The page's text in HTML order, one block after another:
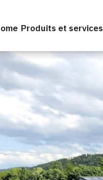
Produits et services